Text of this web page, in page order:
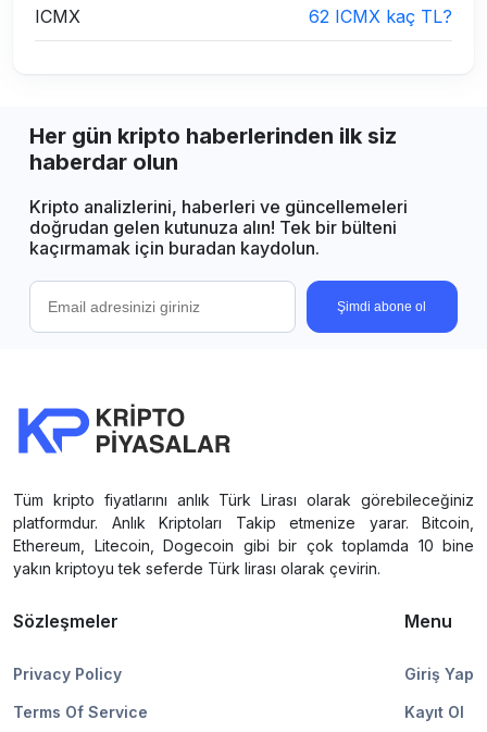
ICMX 62 ICMX kaç TL?
Her gün kripto haberlerinden ilk siz
haberdar olun
Kripto analizlerini, haberleri ve güncellemeleri
doğrudan gelen kutunuza alın! Tek bir bülteni
kaçırmamak için buradan kaydolun.
Şimdi abone ol
Tüm kripto fiyatlarını anlık Türk Lirası olarak görebileceğiniz
platformdur. Anlık Kriptoları Takip etmenize yarar. Bitcoin,
Ethereum, Litecoin, Dogecoin gibi bir çok toplamda 10 bine
yakın kriptoyu tek seferde Türk lirası olarak çevirin.
Sözleşmeler
Privacy Policy
Terms Of Service
Menu
Giriş Yap
Kayıt Ol